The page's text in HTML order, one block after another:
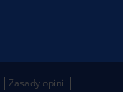
Zasady opinii